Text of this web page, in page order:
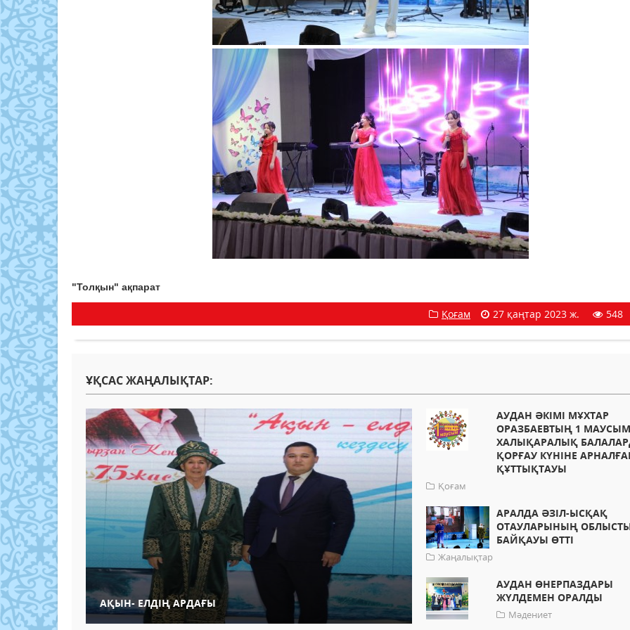
"Толқын" ақпарат
Қоғам 27 қаңтар 2023 ж. 548
ҰҚСАС ЖАҢАЛЫҚТАР:
АҚЫН- ЕЛДІҢ АРДАҒЫ
АУДАН ӘКІМІ МҰХТАР
ОРАЗБАЕВТЫҢ 1
ХАЛЫҚАРАЛЫҚ
ҚОРҒАУ КҮНІНЕ
ҚҰТТЫҚТАУЫ
Қоғам
АРАЛДА ӘЗІЛ-ЫСҚАҚ
ОТАУЛАРЫНЫҢ
БАЙҚАУЫ ӨТТІ
Жаңалықтар
АУДАН ӨНЕРПАЗДАРЫ
ЖҮЛДЕМЕН ОРАЛДЫ
Мәдениет